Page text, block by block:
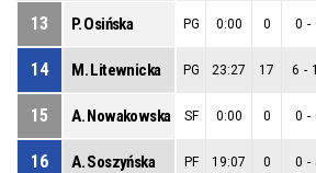
13 P. Osińska PG 0:00 0 0 -
14 M. Litewnicka PG 23:27 17 6 -
15 A. Nowakowska SF 0:00 0 0 -
16 A. Soszyńska PF 19:07 0 0 -